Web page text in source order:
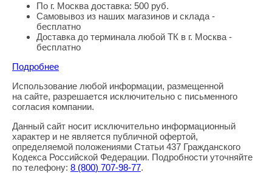
По г. Москва доставка: 500 руб.
Самовывоз из наших магазинов и склада -
бесплатно
Доставка до терминала любой ТК в г. Москва -
бесплатно
Подробнее
Правовая информация
Использование любой информации, размещенной
на сайте, разрешается исключительно с письменного
согласия компании.
Данный сайт носит исключительно информационный
характер и не является публичной офертой,
определяемой положениями Статьи 437 Гражданского
Кодекса Российской Федерации. Подробности уточняйте
по телефону: 8 (800) 707-98-77.